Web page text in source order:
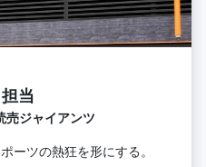
当
売ジャイアンツ
ーツの熱狂を形にする。